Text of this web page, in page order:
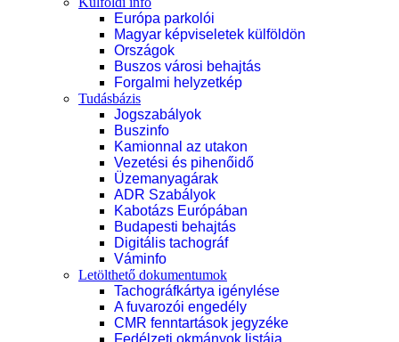
Európa parkolói
Magyar képviseletek külföldön
Országok
Buszos városi behajtás
Forgalmi helyzetkép
Tudásbázis
Jogszabályok
Buszinfo
Kamionnal az utakon
Vezetési és pihenőidő
Üzemanyagárak
ADR Szabályok
Kabotázs Európában
Budapesti behajtás
Digitális tachográf
Váminfo
Letölthető dokumentumok
Tachográfkártya igénylése
A fuvarozói engedély
CMR fenntartások jegyzéke
Fedélzeti okmányok listája